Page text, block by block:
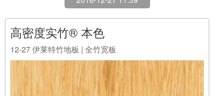
高密度实竹® 本色
12-27伊莱特竹地板 | 全竹宽板